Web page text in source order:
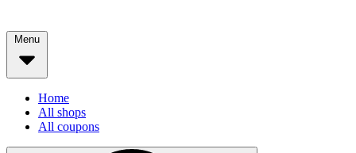
Menu
Home
All shops
All coupons